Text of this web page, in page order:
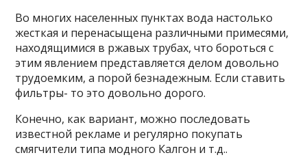
Во многих населенных пунктах вода настолько
жесткая и перенасыщена различными примесями,
находящимися в ржавых трубах, что бороться с
этим явлением представляется делом довольно
трудоемким, а порой безнадежным. Если ставить
фильтры- то это довольно дорого.
Конечно, как вариант, можно последовать
известной рекламе и регулярно покупать
смягчители типа модного Калгон и т.д..